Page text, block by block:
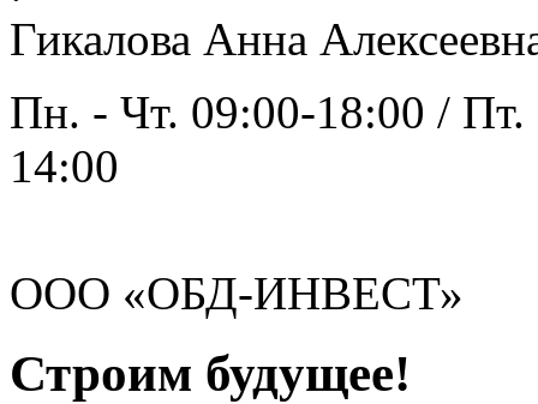
Гикалова Анна
Пн. - Чт. 09:00-18:00 /
14:00
ООО «ОБД-ИНВЕСТ»
Строим будущее!